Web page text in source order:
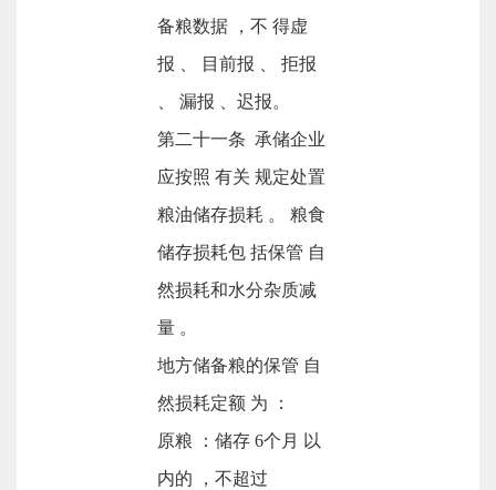
备粮数据 ，不 得虚
报 、 目前报 、 拒报
、 漏报 、迟报。
第二十一条 承储企业
应按照 有关 规定处置
粮油储存损耗 。 粮食
储存损耗包 括保管 自
然损耗和水分杂质减
量 。
地方储备粮的保管 自
然损耗定额 为 ：
原粮 ：储存 6个月 以
内的 ，不超过